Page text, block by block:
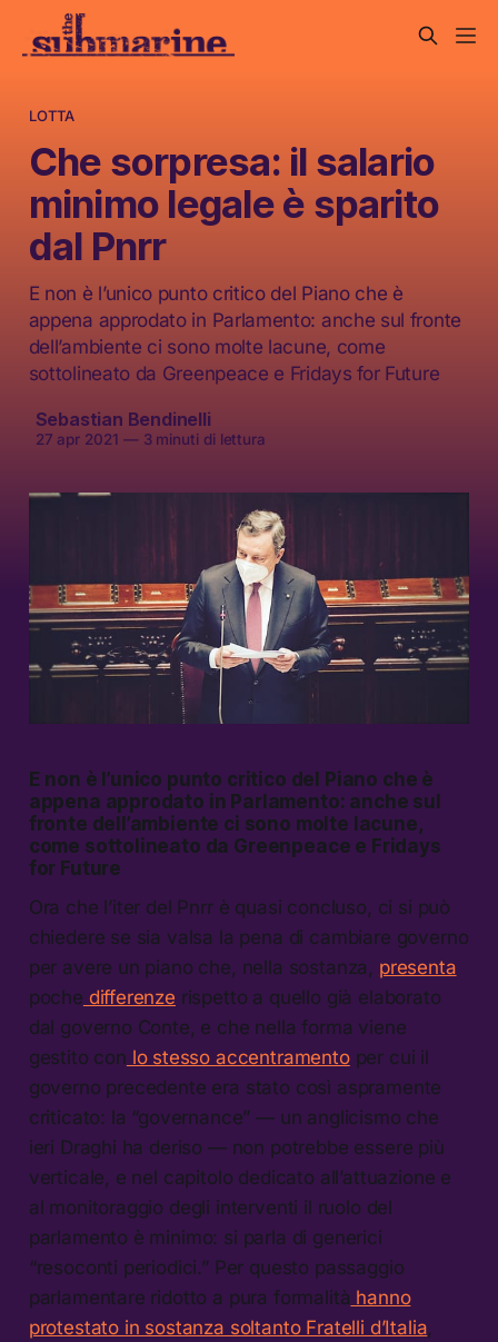
LOTTA
Che sorpresa: il salario
minimo legale è sparito
dal Pnrr
E non è l’unico punto critico del Piano che è
appena approdato in Parlamento: anche sul fronte
dell’ambiente ci sono molte lacune, come
sottolineato da Greenpeace e Fridays for Future
Sebastian Bendinelli
27 apr 2021 —3 minuti di lettura
E non è l’unico punto critico del Piano che è
appena approdato in Parlamento: anche sul
fronte dell’ambiente ci sono molte lacune,
come sottolineato da Greenpeace e Fridays
for Future
Ora che l’iter del Pnrr è quasi concluso, ci si può
chiedere se sia valsa la pena di cambiare governo
per avere un piano che, nella sostanza, presenta
poche differenze rispetto a quello già elaborato
dal governo Conte, e che nella forma viene
gestito con lo stesso accentramentoper cui il
governo precedente era stato così aspramente
criticato: la “governance” — un anglicismo che
ieri Draghi ha deriso — non potrebbe essere più
verticale, e nel capitolo dedicato all’attuazione e
al monitoraggio degli interventi il ruolo del
parlamento è minimo: si parla di generici
“resoconti periodici.” Per questo passaggio
parlamentare ridotto a pura formalità hanno
protestato in sostanza soltanto Fratelli d’Italia,